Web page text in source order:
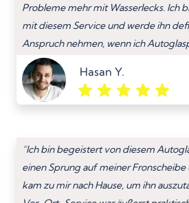
Probleme mehr mit Wasserlecks. Ich
mit diesem Service und werde ihn
Anspruch nehmen, wenn ich
Hasan Y.
“Ich bin begeistert von diesem
einen Sprung auf meiner
kam zu mir nach Hause, um ihn